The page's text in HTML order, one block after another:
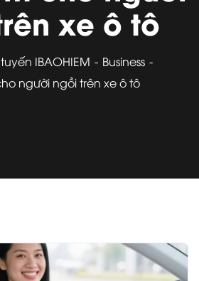
xe ô tô
IBAOHIEM
Business
người ngồi trên xe ô tô